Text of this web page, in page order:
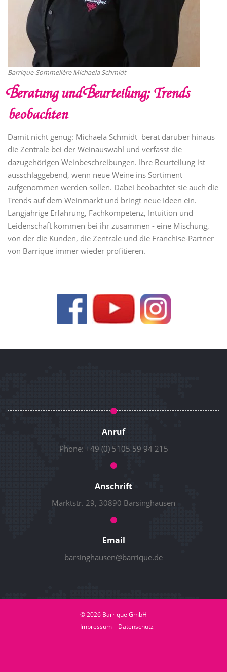
Barrique-Sommelière Michaela Schmidt
Beratung und Beurteilung; Trends
beobachten
Damit nicht genug: Michaela Schmidt berät darüber hinaus
die Zentrale bei der Weinauswahl und verfasst die
dazugehörigen Weinbeschreibungen. Ihre Beurteilung ist
ausschlaggebend, wenn neue Weine ins Sortiment
aufgenommen werden sollen. Dabei beobachtet sie auch die
Trends auf dem Weinmarkt und bringt neue Ideen ein.
Langjährige Erfahrung, Fachkompetenz, Intuition und
Leidenschaft kommen bei ihr zusammen - eine Mischung,
von der die Kunden, die Zentrale und die Franchise-Partner
von Barrique immer wieder profitieren.
Anruf
Phone: +49 (0) 5105 59 94 215
Anschrift
Marktstr. 29, 30890 Barsinghausen
Email
barsinghausen@barrique.de
© 2026 Barrique GmbH
Impressum
Datenschutz